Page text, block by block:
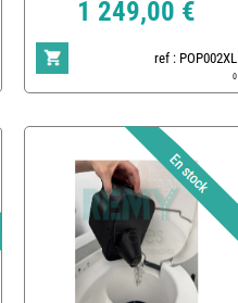
1 249,00 €
ref : POP002XL
0